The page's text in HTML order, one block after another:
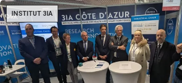
INSTITUT 3IA